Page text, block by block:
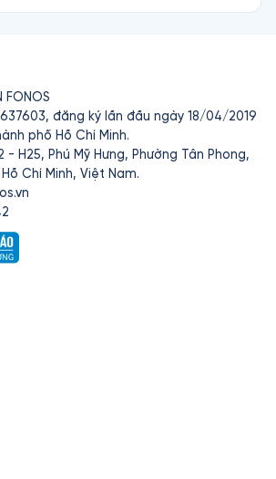
FONOS
đăng ký lần đầu ngày 18/04/2019
phố Hồ Chí Minh.
- H25, Phú Mỹ Hưng, Phường Tân Phong,
Chí Minh, Việt Nam.